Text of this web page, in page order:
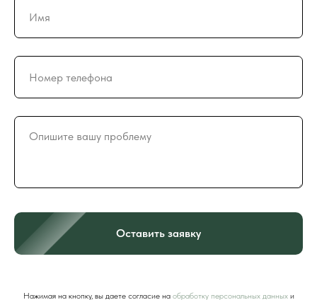
Оставить заявку
Нажимая на кнопку, вы даете согласие на обработку персональных данныхи